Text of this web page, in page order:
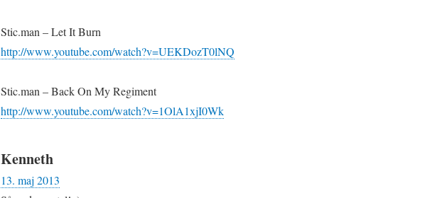
Stic.man – Let It Burn
http://www.youtube.com/watch?v=UEKDozT0lNQ
Stic.man – Back On My Regiment
http://www.youtube.com/watch?v=1OlA1xjI0Wk
Kenneth
13. maj 2013